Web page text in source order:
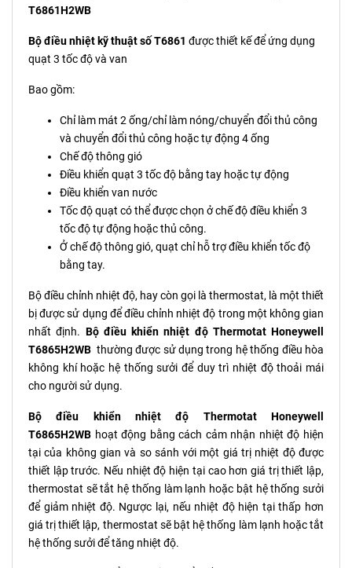
T6861H2WB
Bộ điều nhiệt kỹ thuật số T6861 được thiết kế để ứng dụng
quạt 3 tốc độ và van
Bao gồm:
Chỉ làm mát 2 ống/chỉ làm nóng/chuyển đổi thủ công
và chuyển đổi thủ công hoặc tự động 4 ống
Chế độ thông gió
Điều khiển quạt 3 tốc độ bằng tay hoặc tự động
Điều khiển van nước
Tốc độ quạt có thể được chọn ở chế độ điều khiển 3
tốc độ tự động hoặc thủ công.
Ở chế độ thông gió, quạt chỉ hỗ trợ điều khiển tốc độ
bằng tay.
Bộ điều chỉnh nhiệt độ, hay còn gọi là thermostat, là một thiết
bị được sử dụng để điều chỉnh nhiệt độ trong một không gian
nhất định. Bộ điều khiển nhiệt độ Thermotat Honeywell
T6865H2WB thường được sử dụng trong hệ thống điều hòa
không khí hoặc hệ thống sưởi để duy trì nhiệt độ thoải mái
cho người sử dụng.
Bộ điều khiển nhiệt độ Thermotat Honeywell
T6865H2WB hoạt động bằng cách cảm nhận nhiệt độ hiện
tại của không gian và so sánh với một giá trị nhiệt độ được
thiết lập trước. Nếu nhiệt độ hiện tại cao hơn giá trị thiết lập,
thermostat sẽ tắt hệ thống làm lạnh hoặc bật hệ thống sưởi
để giảm nhiệt độ. Ngược lại, nếu nhiệt độ hiện tại thấp hơn
giá trị thiết lập, thermostat sẽ bật hệ thống làm lạnh hoặc tắt
hệ thống sưởi để tăng nhiệt độ.